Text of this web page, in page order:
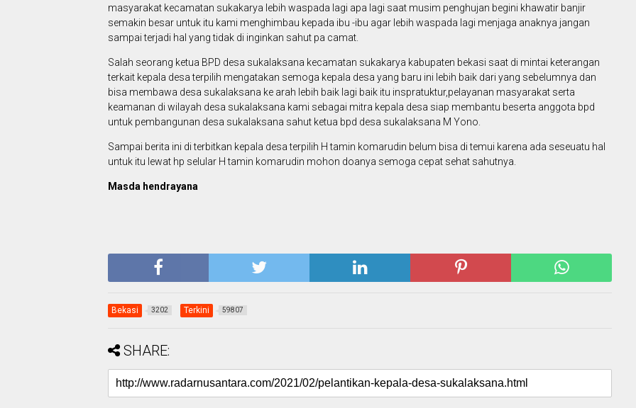
masyarakat kecamatan sukakarya lebih waspada lagi apa lagi saat musim penghujan begini khawatir banjir
semakin besar untuk itu kami menghimbau kepada ibu -ibu agar lebih waspada lagi menjaga anaknya jangan
sampai terjadi hal yang tidak di inginkan sahut pa camat.
Salah seorang ketua BPD desa sukalaksana kecamatan sukakarya kabupaten bekasi saat di mintai keterangan
terkait kepala desa terpilih mengatakan semoga kepala desa yang baru ini lebih baik dari yang sebelumnya dan
bisa membawa desa sukalaksana ke arah lebih baik lagi baik itu inspratuktur,pelayanan masyarakat serta
keamanan di wilayah desa sukalaksana kami sebagai mitra kepala desa siap membantu beserta anggota bpd
untuk pembangunan desa sukalaksana sahut ketua bpd desa sukalaksana M Yono.
Sampai berita ini di terbitkan kepala desa terpilih H tamin komarudin belum bisa di temui karena ada seseuatu hal
untuk itu lewat hp selular H tamin komarudin mohon doanya semoga cepat sehat sahutnya.
Masda hendrayana
Bekasi 3202 Terkini 59807
SHARE: